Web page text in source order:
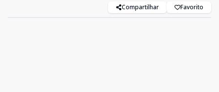
Compartilhar Favorito